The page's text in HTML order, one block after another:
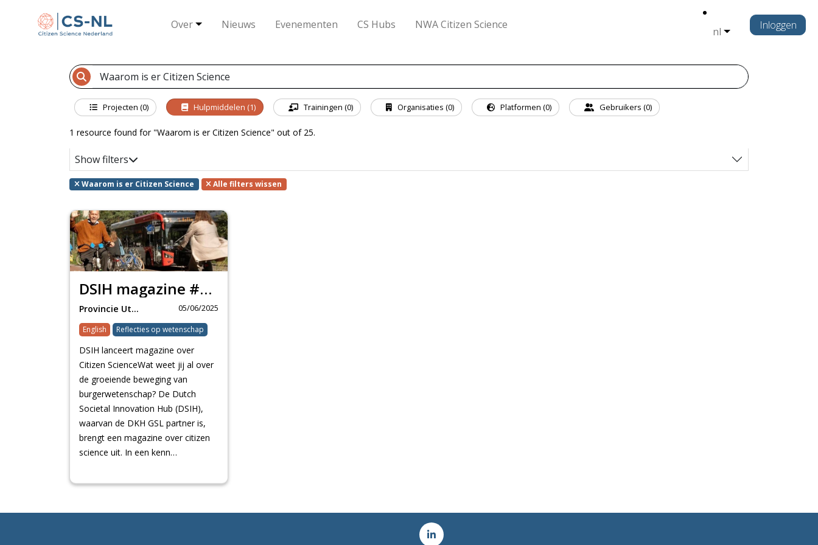
Over Nieuws Evenementen CS Hubs NWA Citizen Science
nl Inloggen
Projecten (0) Hulpmiddelen (1) Trainingen (0) Organisaties (0) Platformen (0) Gebruikers (0)
1 resource found for "Waarom is er Citizen Science" out of 25.
Show filters
Waarom is er Citizen Science Alle filters wissen
DSIH magazine #2: waarom is er citizen science?
Provincie Utrecht 05/06/2025
English Reflecties op wetenschap
DSIH lanceert magazine over
Citizen ScienceWat weet jij al over
de groeiende beweging van
burgerwetenschap? De Dutch
Societal Innovation Hub (DSIH),
waarvan de DKH GSL partner is,
brengt een magazine over citizen
science uit. In een kenn…